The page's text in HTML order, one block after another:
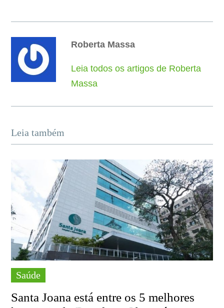
Roberta Massa
Leia todos os artigos de Roberta
Massa
Leia também
Saúde
Santa Joana está entre os 5 melhores